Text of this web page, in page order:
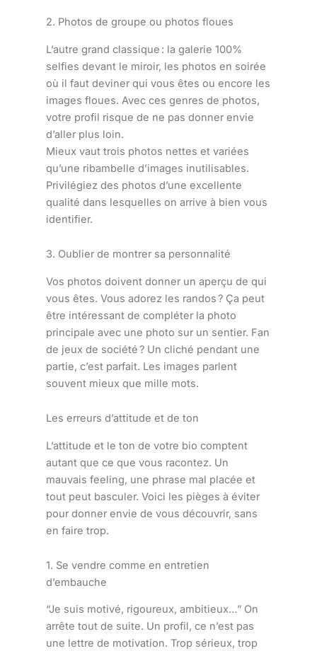
2. Photos de groupe ou photos floues
L’autre grand classique : la galerie 100%
selfies devant le miroir, les photos en soirée
où il faut deviner qui vous êtes ou encore les
images floues. Avec ces genres de photos,
votre profil risque de ne pas donner envie
d’aller plus loin.
Mieux vaut trois photos nettes et variées
qu’une ribambelle d’images inutilisables.
Privilégiez des photos d’une excellente
qualité dans lesquelles on arrive à bien vous
identifier.
3. Oublier de montrer sa personnalité
Vos photos doivent donner un aperçu de qui
vous êtes. Vous adorez les randos ? Ça peut
être intéressant de compléter la photo
principale avec une photo sur un sentier. Fan
de jeux de société ? Un cliché pendant une
partie, c’est parfait. Les images parlent
souvent mieux que mille mots.
Les erreurs d’attitude et de ton
L’attitude et le ton de votre bio comptent
autant que ce que vous racontez. Un
mauvais feeling, une phrase mal placée et
tout peut basculer. Voici les pièges à éviter
pour donner envie de vous découvrir, sans
en faire trop.
1. Se vendre comme en entretien
d’embauche
“Je suis motivé, rigoureux, ambitieux…” On
arrête tout de suite. Un profil, ce n’est pas
une lettre de motivation. Trop sérieux, trop